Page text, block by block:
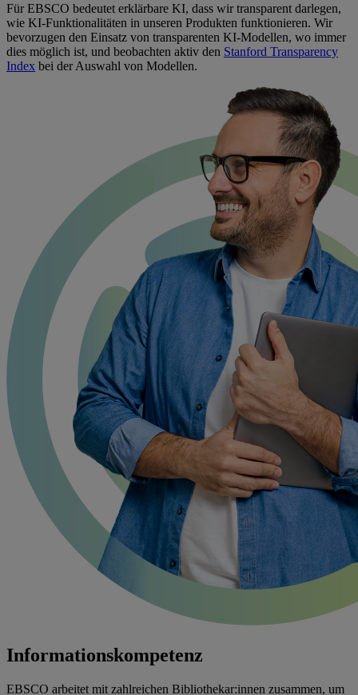
Für EBSCO bedeutet erklärbare KI, dass wir transparent darlegen,
wie KI-Funktionalitäten in unseren Produkten funktionieren. Wir
bevorzugen den Einsatz von transparenten KI-Modellen, wo immer
dies möglich ist, und beobachten aktiv den Stanford Transparency
Index bei der Auswahl von Modellen.
Informationskompetenz
EBSCO arbeitet mit zahlreichen Bibliothekar:innen zusammen, um